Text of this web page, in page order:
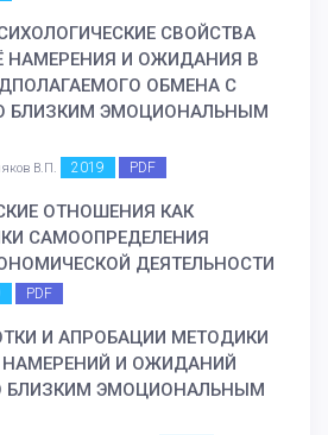
СВОЙСТВА
НАМЕРЕНИЯ И ОЖИДАНИЯ В
ОБМЕНА С
БЛИЗКИМ ЭМОЦИОНАЛЬНЫМ
В.П. 2019 PDF
ОТНОШЕНИЯ КАК
САМООПРЕДЕЛЕНИЯ
ДЕЯТЕЛЬНОСТИ
PDF
И АПРОБАЦИИ МЕТОДИКИ
И ОЖИДАНИЙ
БЛИЗКИМ ЭМОЦИОНАЛЬНЫМ